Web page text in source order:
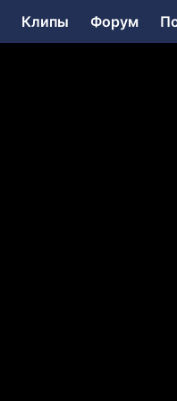
Клипы Форум